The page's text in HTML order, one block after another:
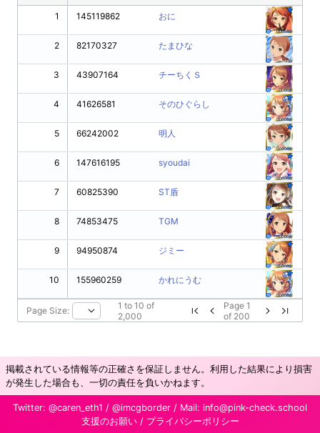
1
2
3
4
5
6
7
8
9
10
145119862 おに
82170327 たまひな
43907164 チーちくＳ
41626581 そのひぐらし
66242002 明人
147616195 syoudai
60825390 ST盾
74853475 TGM
94950874 ジミー
155960259 かれにうむ
Page Size: 1 to 10 of
2,000
Page 1
of 200
掲載されている情報等の正確さを保証しません。利用した結果により損害
が発生した場合も、一切の責任を負いかねます。
Twitter: @caren_eth1 / @imcgborder / Mail: info@pink-check.school
支援のお願い/ プライバシーポリシー